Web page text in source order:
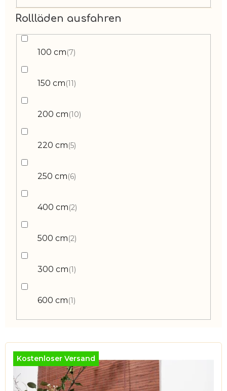
Rollläden ausfahren
100 cm 7
150 cm 11
200 cm 10
220 cm 5
250 cm 6
400 cm 2
500 cm 2
300 cm 1
600 cm 1
L
Kostenloser Versand